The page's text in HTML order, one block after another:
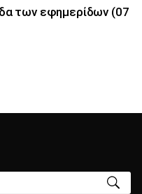
των εφημερίδων (07